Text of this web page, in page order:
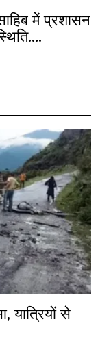
में प्रशासन
यात्रियों से